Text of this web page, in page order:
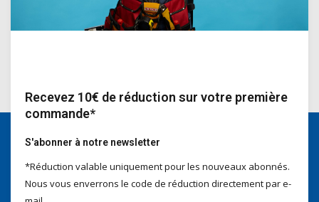
Nous serons heureux d'aider
Voor advies of vragen kan je
Recevez 10€ de réduction sur votre première
commande*
S'abonner à notre newsletter
*Réduction valable uniquement pour les nouveaux abonnés.
Nous vous enverrons le code de réduction directement par e-